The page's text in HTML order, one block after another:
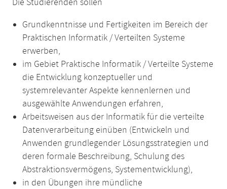
Die Studierenden sollen
Grundkenntnisse und Fertigkeiten im Bereich der
Praktischen Informatik / Verteilten Systeme
erwerben,
im Gebiet Praktische Informatik / Verteilte Systeme
die Entwicklung konzeptueller und
systemrelevanter Aspekte kennenlernen und
ausgewählte Anwendungen erfahren,
Arbeitsweisen aus der Informatik für die verteilte
Datenverarbeitung einüben (Entwickeln und
Anwenden grundlegender Lösungsstrategien und
deren formale Beschreibung, Schulung des
Abstraktionsvermögens, Systementwicklung),
in den Übungen ihre mündliche